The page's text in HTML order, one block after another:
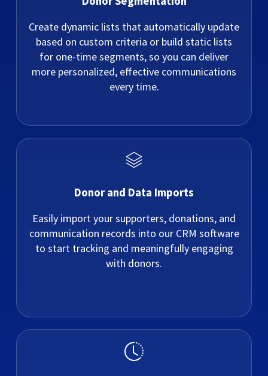
Create dynamic lists that automatically update
based on custom criteria or build static lists
for one-time segments, so you can deliver
more personalized, effective communications
every time.
Donor and Data Imports
Easily import your supporters, donations, and
communication records into our CRM software
to start tracking and meaningfully engaging
with donors.